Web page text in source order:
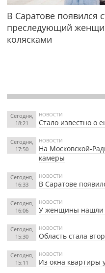
В Саратове появился
преследующий
колясками
Сегодня,
18:21
НОВОСТИ
Стало известно о
Сегодня,
17:50
НОВОСТИ
На Московской-
камеры
Сегодня,
16:33
НОВОСТИ
В Саратове
Сегодня,
16:06
НОВОСТИ
У женщины нашли
Сегодня,
15:30
НОВОСТИ
Область стала
Сегодня,
15:11
НОВОСТИ
Из окна квартиры